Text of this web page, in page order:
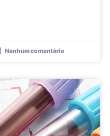
Nenhum comentário